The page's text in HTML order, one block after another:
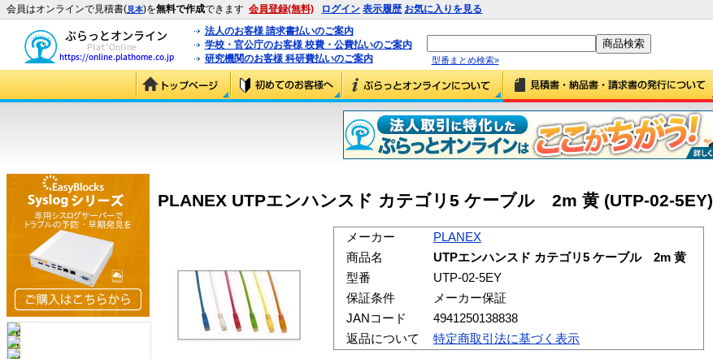
会員はオンラインで見積書(見本)を無料で作成できます 会員登録(無料) ログイン 表示履歴 お気に入りを見る
法人のお客様 請求書払いのご案内
学校・官公庁のお客様 校費・公費払いのご案内
研究機関のお客様 科研費払いのご案内
型番まとめ検索»
PLANEX UTPエンハンスド カテゴリ5 ケーブル 2m 黄 (UTP-02-5EY)
メーカー
PLANEX
商品名
UTPエンハンスド カテゴリ5 ケーブル 2m 黄
型番
UTP-02-5EY
保証条件
メーカー保証
JANコード
4941250138838
返品について
特定商取引法に基づく表示